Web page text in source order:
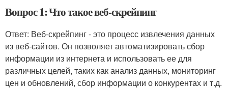
Вопрос 1: Что такое веб-скрейпинг
Ответ: Веб-скрейпинг - это процесс извлечения данных
из веб-сайтов. Он позволяет автоматизировать сбор
информации из интернета и использовать ее для
различных целей, таких как анализ данных, мониторинг
цен и обновлений, сбор информации о конкурентах и т.д.